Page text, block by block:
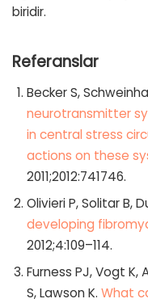
biridir.
Referanslar
Becker S,
neurotransmitter
in central stress
actions on these
2011;2012:741746.
Olivieri P, Solitar B,
developing
2012;4:109–114.
Furness PJ, Vogt K,
S, Lawson K. What